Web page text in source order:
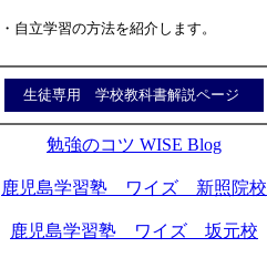
・自立学習の方法を紹介します。
生徒専用 学校教科書解説ページ
勉強のコツ WISE Blog
鹿児島学習塾 ワイズ 新照院校
鹿児島学習塾 ワイズ 坂元校